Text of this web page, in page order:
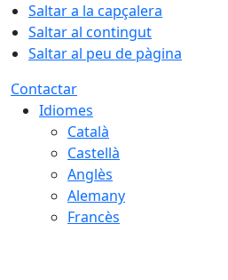
Saltar a la capçalera
Saltar al contingut
Saltar al peu de pàgina
Contactar
Idiomes
Català
Castellà
Anglès
Alemany
Francès